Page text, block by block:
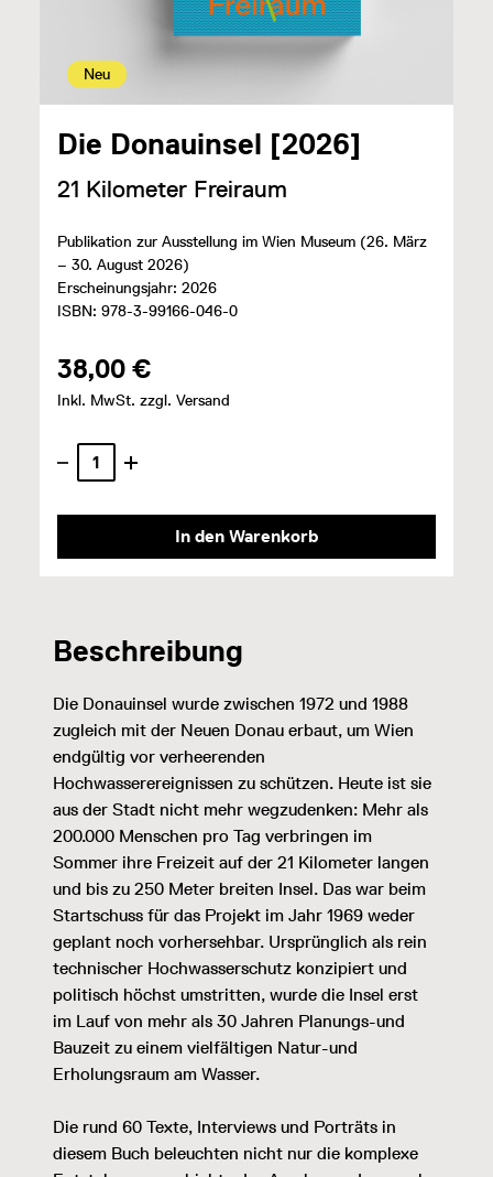
Neu
Die Donauinsel [2026]
21 Kilometer Freiraum
Publikation zur Ausstellung im Wien Museum (26. März
– 30. August 2026)
Erscheinungsjahr: 2026
ISBN: 978-3-99166-046-0
38,00 €
Inkl. MwSt. zzgl. Versand
In den Warenkorb
Beschreibung
Die Donauinsel wurde zwischen 1972 und 1988
zugleich mit der Neuen Donau erbaut, um Wien
endgültig vor verheerenden
Hochwasserereignissen zu schützen. Heute ist sie
aus der Stadt nicht mehr wegzudenken: Mehr als
200.000 Menschen pro Tag verbringen im
Sommer ihre Freizeit auf der 21 Kilometer langen
und bis zu 250 Meter breiten Insel. Das war beim
Startschuss für das Projekt im Jahr 1969 weder
geplant noch vorhersehbar. Ursprünglich als rein
technischer Hochwasserschutz konzipiert und
politisch höchst umstritten, wurde die Insel erst
im Lauf von mehr als 30 Jahren Planungs-und
Bauzeit zu einem vielfältigen Natur-und
Erholungsraum am Wasser.
Die rund 60 Texte, Interviews und Porträts in
diesem Buch beleuchten nicht nur die komplexe